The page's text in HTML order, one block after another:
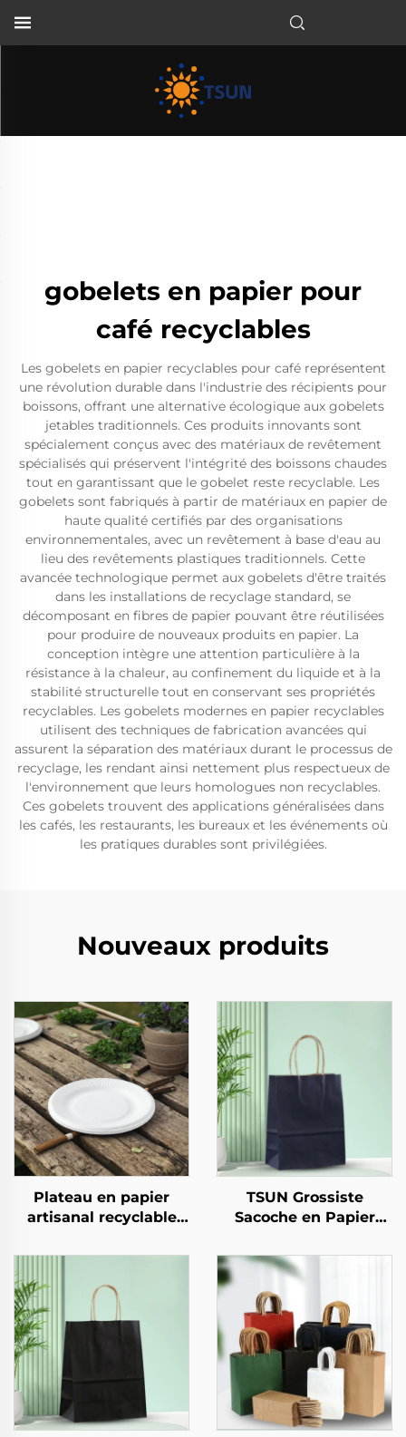
gobelets en papier pour
café recyclables
Les gobelets en papier recyclables pour café représentent
une révolution durable dans l'industrie des récipients pour
boissons, offrant une alternative écologique aux gobelets
jetables traditionnels. Ces produits innovants sont
spécialement conçus avec des matériaux de revêtement
spécialisés qui préservent l'intégrité des boissons chaudes
tout en garantissant que le gobelet reste recyclable. Les
gobelets sont fabriqués à partir de matériaux en papier de
haute qualité certifiés par des organisations
environnementales, avec un revêtement à base d'eau au
lieu des revêtements plastiques traditionnels. Cette
avancée technologique permet aux gobelets d'être traités
dans les installations de recyclage standard, se
décomposant en fibres de papier pouvant être réutilisées
pour produire de nouveaux produits en papier. La
conception intègre une attention particulière à la
résistance à la chaleur, au confinement du liquide et à la
stabilité structurelle tout en conservant ses propriétés
recyclables. Les gobelets modernes en papier recyclables
utilisent des techniques de fabrication avancées qui
assurent la séparation des matériaux durant le processus de
recyclage, les rendant ainsi nettement plus respectueux de
l'environnement que leurs homologues non recyclables.
Ces gobelets trouvent des applications généralisées dans
les cafés, les restaurants, les bureaux et les événements où
les pratiques durables sont privilégiées.
Nouveaux produits
Plateau en papier
artisanal recyclable
collations, sushis,
pizzas, pains, bonbons,
chocolats, hamburgers
- pour traiteur et
artisanat
TSUN Grossiste
Sacoche en Papier
Mesure pour l'Emporté
Nouvel An/Noël
Conditionnement
Alimentaire
Impression Écran